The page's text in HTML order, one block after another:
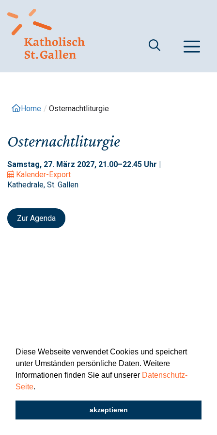
Diese Webseite verwendet Cookies und speichert
unter Umständen persönliche Daten. Weitere
Informationen finden Sie auf unserer Datenschutz-
Seite.
akzeptieren
zum
Inhalt
Home / Osternachtliturgie
Osternachtliturgie
Samstag, 27. März 2027, 21.00–22.45 Uhr |
Kalender-Export
Kathedrale, St. Gallen
Zur Agenda
Newsletter Impressum
Datenschutz
2026 © Katholisch St. Gallen